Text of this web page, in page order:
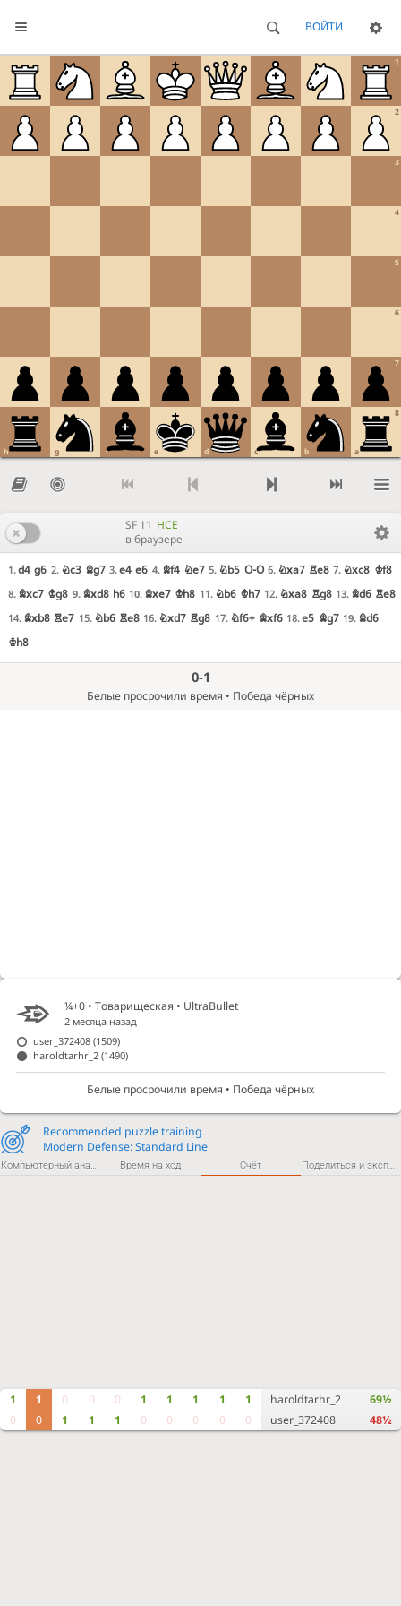
ВОЙТИ
1
2
3
4
5
6
7
8
a
b
c
d
e
f
g
h
SF 11 HCE
в браузере
1.d4 g6 2. Nc3 Bg7 3.e4 e6 4. Bf4 Ne7 5. Nb5 O-O 6. Nxa7 Re8 7. Nxc8 Kf8
8. Bxc7 Kg8 9. Bxd8 h6 10. Bxe7 Kh8 11. Nb6 Kh7 12. Nxa8 Rg8 13. Bd6 Re8
14. Bxb8 Re7 15. Nb6 Re8 16. Nxd7 Rg8 17. Nf6+ Bxf6 18.e5 Bg7 19. Bd6
Kh8
0-1
Белые просрочили время • Победа чёрных
Компьютерный анализ Время на ход Счёт Поделиться и экспортировать
1
0
1
0
0
1
0
1
0
1
1
0
1
0
1
0
1
0
1
0
haroldtarhr_2
user_372408
69½
48½
Recommended puzzle training
Modern Defense: Standard Line
¼+0 • Товарищеская • UltraBullet
2 месяца назад
user_372408(1509)
haroldtarhr_2(1490)
Белые просрочили время • Победа чёрных